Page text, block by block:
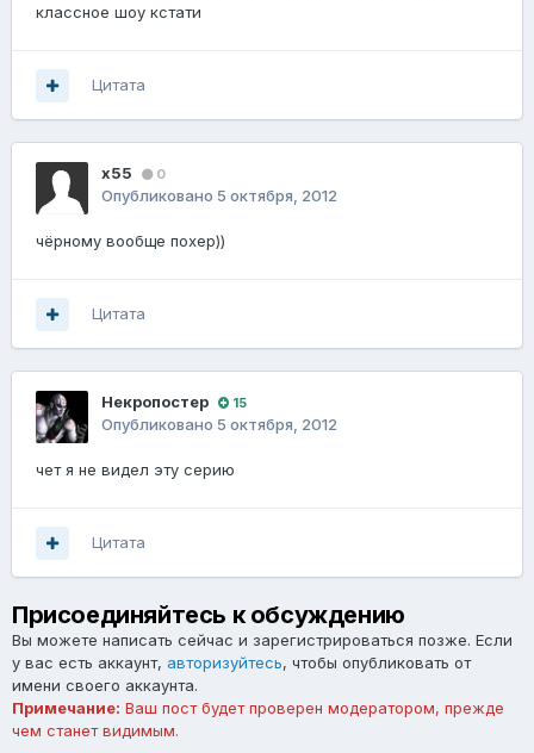
классное шоу кстати
Цитата
x55 0
Опубликовано 5 октября, 2012
чёрному вообще похер))
Цитата
Некропостер 15
Опубликовано 5 октября, 2012
чет я не видел эту серию
Цитата
Присоединяйтесь к обсуждению
Вы можете написать сейчас и зарегистрироваться позже. Если
у вас есть аккаунт, авторизуйтесь, чтобы опубликовать от
имени своего аккаунта.
Примечание: Ваш пост будет проверен модератором, прежде
чем станет видимым.